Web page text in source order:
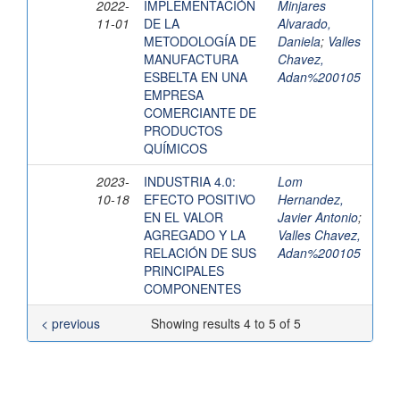
2022-
11-01
IMPLEMENTACIÓN
DE LA
METODOLOGÍA DE
MANUFACTURA
ESBELTA EN UNA
EMPRESA
COMERCIANTE DE
PRODUCTOS
QUÍMICOS
Minjares
Alvarado,
Daniela; Valles
Chavez,
Adan%200105
2023-
10-18
INDUSTRIA 4.0:
EFECTO POSITIVO
EN EL VALOR
AGREGADO Y LA
RELACIÓN DE SUS
PRINCIPALES
COMPONENTES
Lom
Hernandez,
Javier Antonio;
Valles Chavez,
Adan%200105
Showing results 4 to 5 of 5
< previous